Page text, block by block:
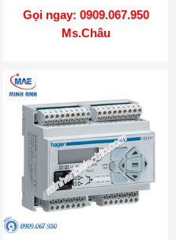
HZI812
Gọi ngay: 0909.067.950
Ms.Châu